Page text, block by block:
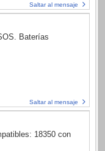
Saltar al mensaje
Baterías
Saltar al mensaje
18350 con